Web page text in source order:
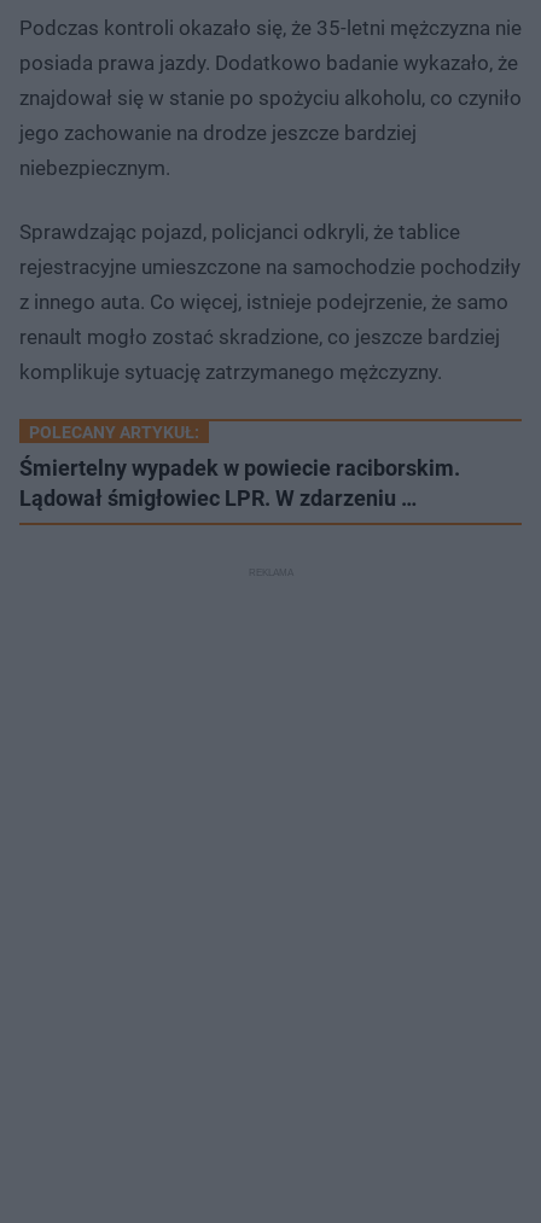
Podczas kontroli okazało się, że 35-letni mężczyzna nie
posiada prawa jazdy. Dodatkowo badanie wykazało, że
znajdował się w stanie po spożyciu alkoholu, co czyniło
jego zachowanie na drodze jeszcze bardziej
niebezpiecznym.
Sprawdzając pojazd, policjanci odkryli, że tablice
rejestracyjne umieszczone na samochodzie pochodziły
z innego auta. Co więcej, istnieje podejrzenie, że samo
renault mogło zostać skradzione, co jeszcze bardziej
komplikuje sytuację zatrzymanego mężczyzny.
POLECANY ARTYKUŁ:
Śmiertelny wypadek w powiecie raciborskim.
Lądował śmigłowiec LPR. W zdarzeniu …